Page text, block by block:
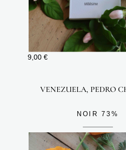
9,00 €
VENEZUELA, PEDRO
NOIR 73%